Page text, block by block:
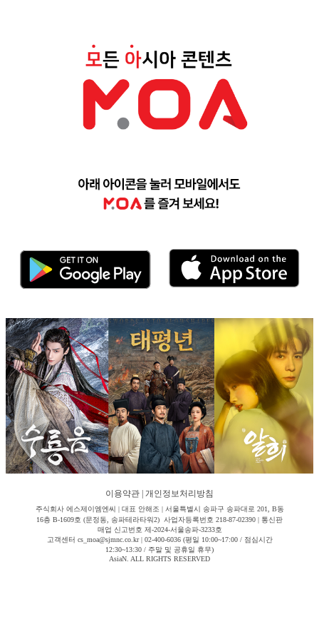
이용약관 개인정보처리방침
주식회사 에스제이엠엔씨 | 대표 안해조 | 서울특별시 송파구 송파대로 201, B동
16층 B-1609호 (문정동, 송파테라타워2) 사업자등록번호 218-87-02390 | 통신판
매업 신고번호 제-2024-서울송파-3233호
고객센터 cs_moa@sjmnc.co.kr | 02-400-6036 (평일 10:00~17:00 / 점심시간
12:30~13:30 / 주말 및 공휴일 휴무)
AsiaN. ALL RIGHTS RESERVED